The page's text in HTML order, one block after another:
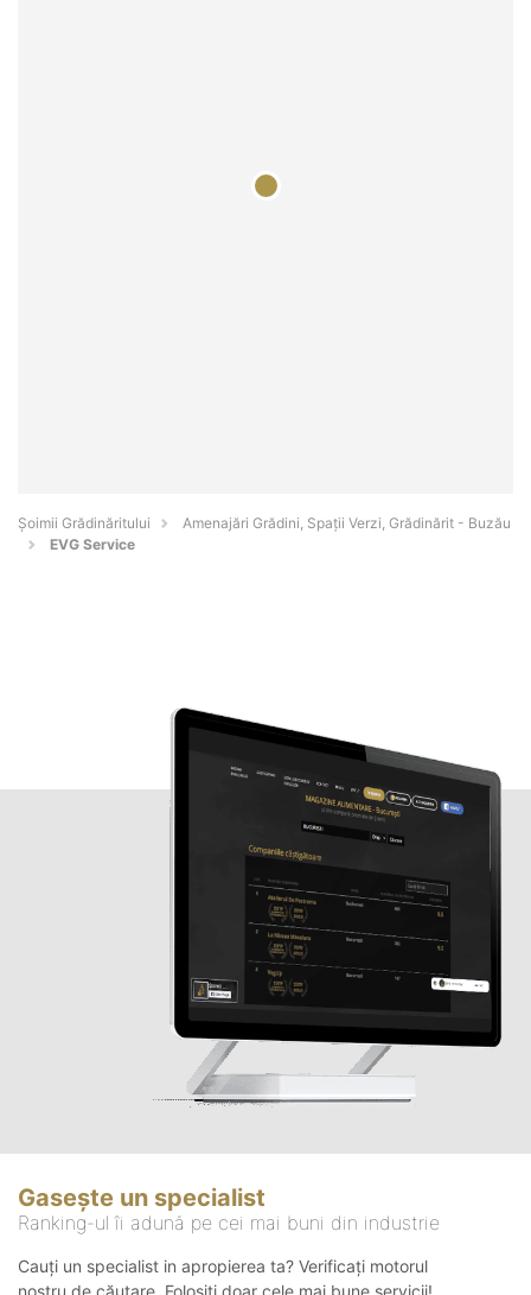
Șoimii Grădinăritului
Amenajări Grădini, Spații Verzi, Grădinărit - Buzău
EVG Service
Gasește un specialist
Ranking-ul îi adună pe cei mai buni din industrie
Cauți un specialist in apropierea ta? Verificați motorul
nostru de căutare. Folosiți doar cele mai bune servicii!